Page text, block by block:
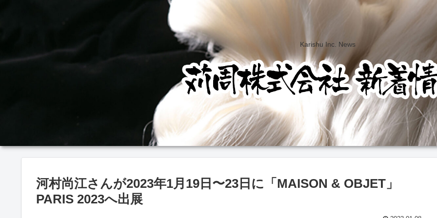
Karishu Inc. News
河村尚江さんが2023年1月19日〜23日に「MAISON & OBJET」
PARIS 2023へ出展